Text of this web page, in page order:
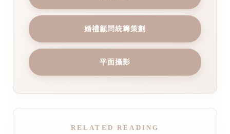
婚禮顧問統籌策劃
平面攝影
RELATED READING